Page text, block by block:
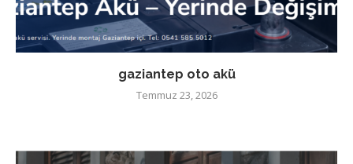
gaziantep oto akü
Temmuz 23, 2026